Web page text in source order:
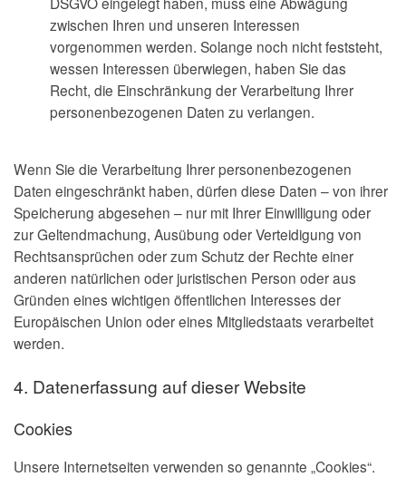
zwischen Ihren und unseren Interessen
vorgenommen werden. Solange noch nicht feststeht,
wessen Interessen überwiegen, haben Sie das
Recht, die Einschränkung der Verarbeitung Ihrer
personenbezogenen Daten zu verlangen.
Wenn Sie die Verarbeitung Ihrer personenbezogenen
Daten eingeschränkt haben, dürfen diese Daten – von ihrer
Speicherung abgesehen – nur mit Ihrer Einwilligung oder
zur Geltendmachung, Ausübung oder Verteidigung von
Rechtsansprüchen oder zum Schutz der Rechte einer
anderen natürlichen oder juristischen Person oder aus
Gründen eines wichtigen öffentlichen Interesses der
Europäischen Union oder eines Mitgliedstaats verarbeitet
werden.
4. Datenerfassung auf dieser Website
Cookies
Unsere Internetseiten verwenden so genannte „Cookies“.